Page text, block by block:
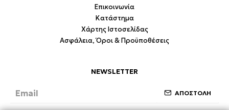
Επικοινωνία
Κατάστημα
Χάρτης Ιστοσελίδας
Ασφάλεια, Όροι & Προϋποθέσεις
NEWSLETTER
ΑΠΟΣΤΟΛΗ